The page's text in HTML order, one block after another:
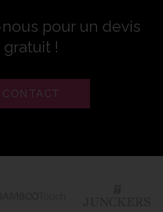
pour un devis
gratuit !
CONTACT